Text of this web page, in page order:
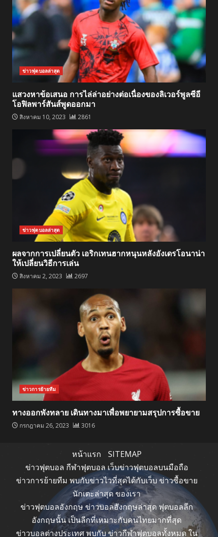
ข่าวฟุตบอลล่าสุด
แสวงหาข้อเสนอ การไล่ล่าอย่างต่อเนื่องของลิเวอร์พูลซีอี
โอฟิลพาร์สันส์พูดออกมา
สิงหาคม 10, 2023 2861
ข่าวฟุตบอลล่าสุด
ผลจากการเปลี่ยนตัว เอริกเทนฮากหนุนหลังอังเดรโอนาน่า
ให้เปลี่ยนวิธีการเล่น
สิงหาคม 2, 2023 2697
ข่าวการย้ายทีม
ทางออกพังทลาย เดินทางมาเพื่อพยายามสรุปการซื้อขาย
กรกฎาคม 26, 2023 3016
หน้าแรก
SITEMAP
ข่าวฟุตบอล กีฬาฟุตบอล เว็บข่าวฟุตบอลบนมือถือ
ข่าวการย้ายทีม พบกับข่าวไวที่สุดได้กับเว็บ ข่าวซื้อขาย
นักเตะล่าสุด ของเรา
ข่าวฟุตบอลอังกฤษ ข่าวบอลอังกฤษล่าสุด ฟุตบอลลีก
อังกฤษนั้น เป็นลีกที่เหมาะกับคนไทยมากที่สุด
ข่าวบอลต่างประเทศ พบกับ ข่าวกีฬาฟุตบอลทั้งหมด ใน